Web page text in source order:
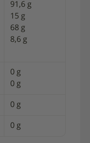
91,6 g
15 g
68 g
8,6 g
0 g
0 g
0 g
0 g